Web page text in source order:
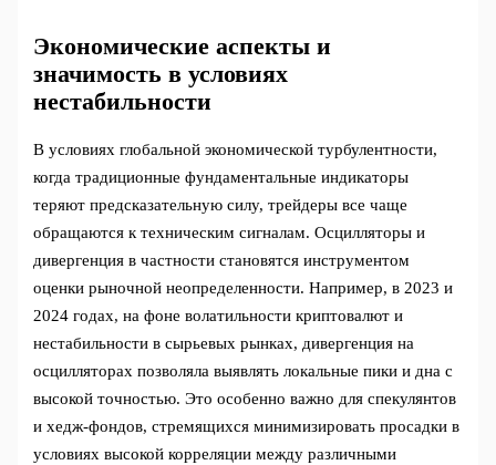
Экономические аспекты и
значимость в условиях
нестабильности
В условиях глобальной экономической турбулентности,
когда традиционные фундаментальные индикаторы
теряют предсказательную силу, трейдеры все чаще
обращаются к техническим сигналам. Осцилляторы и
дивергенция в частности становятся инструментом
оценки рыночной неопределенности. Например, в 2023 и
2024 годах, на фоне волатильности криптовалют и
нестабильности в сырьевых рынках, дивергенция на
осцилляторах позволяла выявлять локальные пики и дна с
высокой точностью. Это особенно важно для спекулянтов
и хедж-фондов, стремящихся минимизировать просадки в
условиях высокой корреляции между различными